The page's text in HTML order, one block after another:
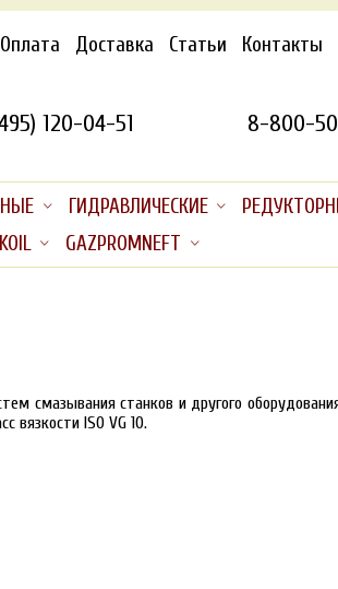
Оплата Доставка Статьи Контакты
120-04-51 8-800-
ГИДРАВЛИЧЕСКИЕ
GAZPROMNEFT
смазывания станков и другого
вязкости ISO VG 10.